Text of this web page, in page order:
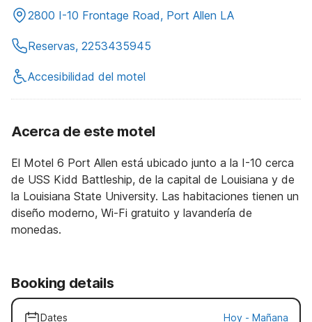
2800 I-10 Frontage Road, Port Allen LA
Reservas, 2253435945
Accesibilidad del motel
Acerca de este motel
El Motel 6 Port Allen está ubicado junto a la I-10 cerca
de USS Kidd Battleship, de la capital de Louisiana y de
la Louisiana State University. Las habitaciones tienen un
diseño moderno, Wi-Fi gratuito y lavandería de
monedas.
Booking details
Dates Hoy - Mañana